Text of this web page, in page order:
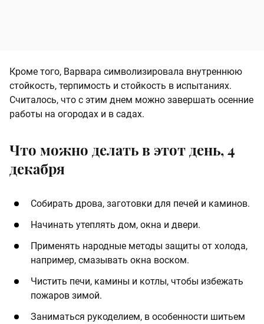
Кроме того, Варвара символизировала внутреннюю
стойкость, терпимость и стойкость в испытаниях.
Считалось, что с этим днем можно завершать осенние
работы на огородах и в садах.
Что можно делать в этот день, 4
декабря
Собирать дрова, заготовки для печей и каминов.
Начинать утеплять дом, окна и двери.
Применять народные методы защиты от холода,
например, смазывать окна воском.
Чистить печи, камины и котлы, чтобы избежать
пожаров зимой.
Заниматься рукоделием, в особенности шитьем